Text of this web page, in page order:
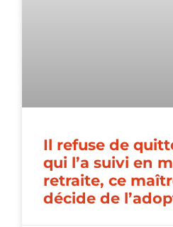
Il refuse de
qui l’a suivi en
retraite, ce
décide de